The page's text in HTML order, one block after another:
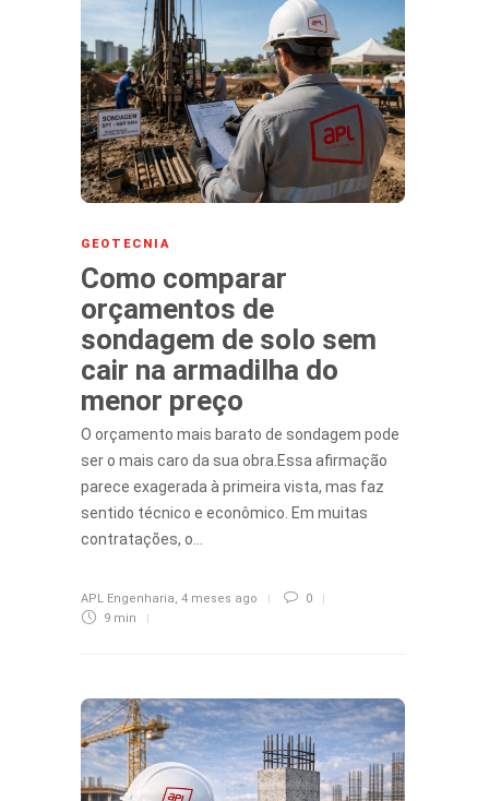
GEOTECNIA
Como comparar
orçamentos de
sondagem de solo sem
cair na armadilha do
menor preço
O orçamento mais barato de sondagem pode
ser o mais caro da sua obra.Essa afirmação
parece exagerada à primeira vista, mas faz
sentido técnico e econômico. Em muitas
contratações, o…
APL Engenharia, 4 meses ago
0
9 min